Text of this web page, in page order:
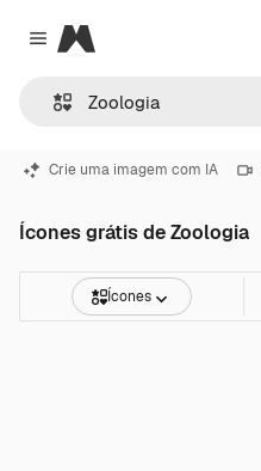
Close menu
Magnific
Crie uma imagem com IA
Ícones grátis de Zoologia
Ícones